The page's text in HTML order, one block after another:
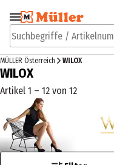
Zur Navigation
springen
Suchbegriffe /
MÜLLER Österreich WILOX
WILOX
Artikel 1 – 12 von 12